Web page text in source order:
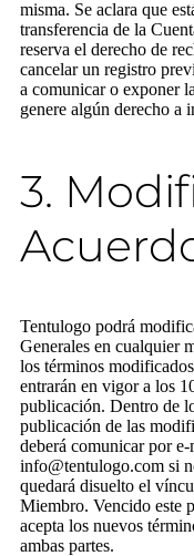
misma. Se aclara que
transferencia de la
reserva el derecho de
cancelar un registro
a comunicar o exponer
genere algún derecho a
3.
Tentulogo podrá
Generales en cualquier
los términos
entrarán en vigor a los
publicación. Dentro de
publicación de las
deberá comunicar por
info@tentulogo.com si
quedará disuelto el
Miembro. Vencido este
acepta los nuevos
ambas partes.